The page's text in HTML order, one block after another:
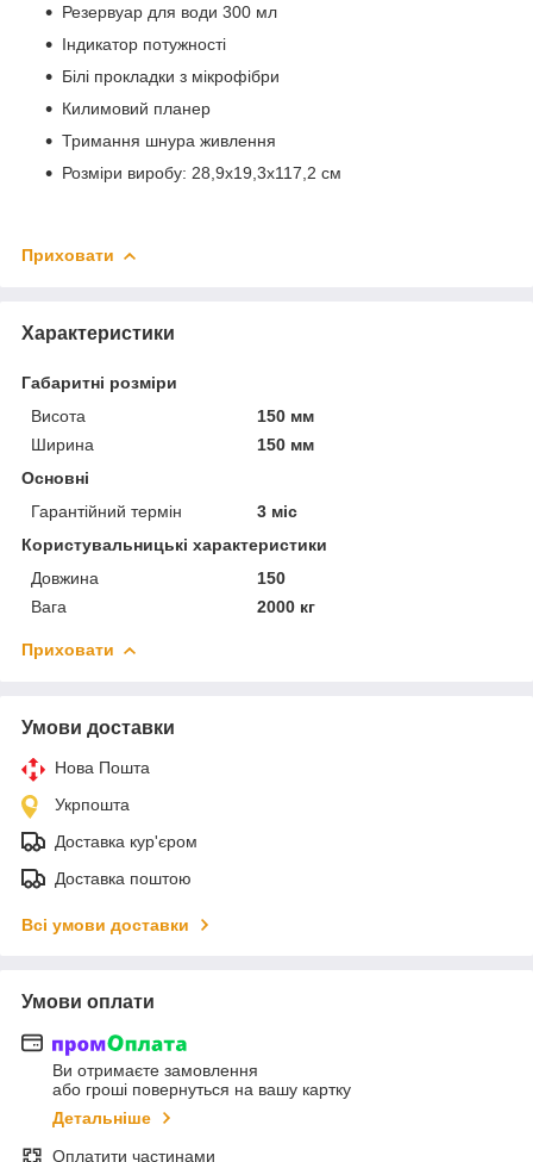
Резервуар для води 300 мл
Індикатор потужності
Білі прокладки з мікрофібри
Килимовий планер
Тримання шнура живлення
Розміри виробу: 28,9х19,3х117,2 см
Приховати
Характеристики
Габаритні розміри
Висота
150 мм
Ширина
150 мм
Основні
Гарантійний термін
3 міс
Користувальницькі характеристики
Довжина
150
Вага
2000 кг
Приховати
Умови доставки
Нова Пошта
Укрпошта
Доставка кур'єром
Доставка поштою
Всі умови доставки
Умови оплати
Ви отримаєте замовлення
або гроші повернуться на вашу картку
Детальніше
Оплатити частинами